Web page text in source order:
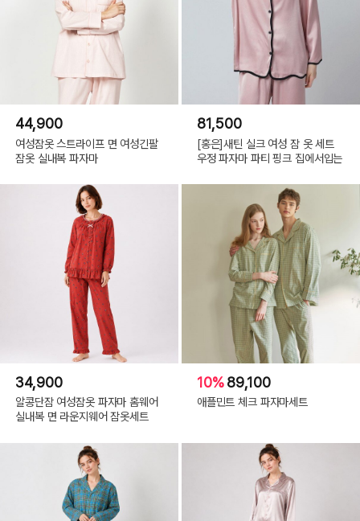
44,900
여성잠옷 스트라이프 면 여성긴팔
잠옷 실내복 파자마
81,500
[홍은]새틴 실크 여성 잠 옷 세트
우정 파자마 파티 핑크 집에서입는
34,900
알콩단잠 여성잠옷 파자마 홈웨어
실내복 면 라운지웨어 잠옷세트
10%89,100
애플민트 체크 파자마세트